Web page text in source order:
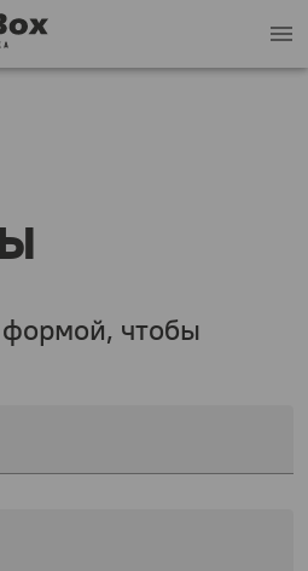
menu
формой, чтобы